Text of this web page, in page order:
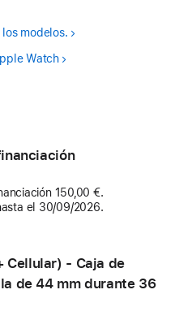
modelos.
Watch
150,00 €.
el 30/09/2026.
Cellular) - Caja de
de 44 mm durante 36